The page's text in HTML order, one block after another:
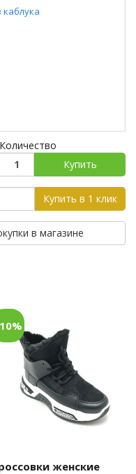
каблука
Количество
Купить
Купить в 1 клик
в магазине
женские